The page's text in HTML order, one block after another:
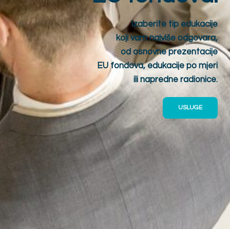
Izaberite tip edukacije
koji vam najviše odgovara,
od osnovne prezentacije
EU fondova, edukacije po mjeri
ili napredne radionice.
USLUGE